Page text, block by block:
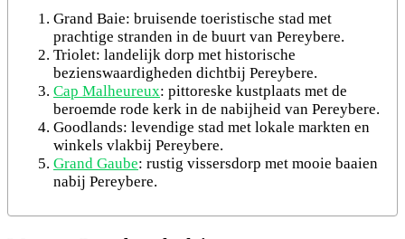
Grand Baie: bruisende toeristische stad met
prachtige stranden in de buurt van Pereybere.
Triolet: landelijk dorp met historische
bezienswaardigheden dichtbij Pereybere.
Cap Malheureux: pittoreske kustplaats met de
beroemde rode kerk in de nabijheid van Pereybere.
Goodlands: levendige stad met lokale markten en
winkels vlakbij Pereybere.
Grand Gaube: rustig vissersdorp met mooie baaien
nabij Pereybere.